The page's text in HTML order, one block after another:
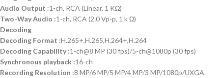
Audio Output :1-ch, RCA (Linear, 1 KΩ)
Two-Way Audio :1-ch, RCA (2.0 Vp-p, 1 k Ω)
Decoding
Decoding Format :H.265+,H.265,H.264+,H.264
Decoding Capability :1-ch@8 MP (30 fps)/5-ch@1080p (30 fps)
Synchronous playback :16-ch
Recording Resolution :8 MP/6 MP/5 MP/4 MP/3 MP/1080p/UXGA